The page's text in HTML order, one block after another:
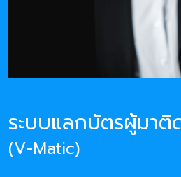
ระบบแลกบัตรผู้มาติ
(V-Matic)